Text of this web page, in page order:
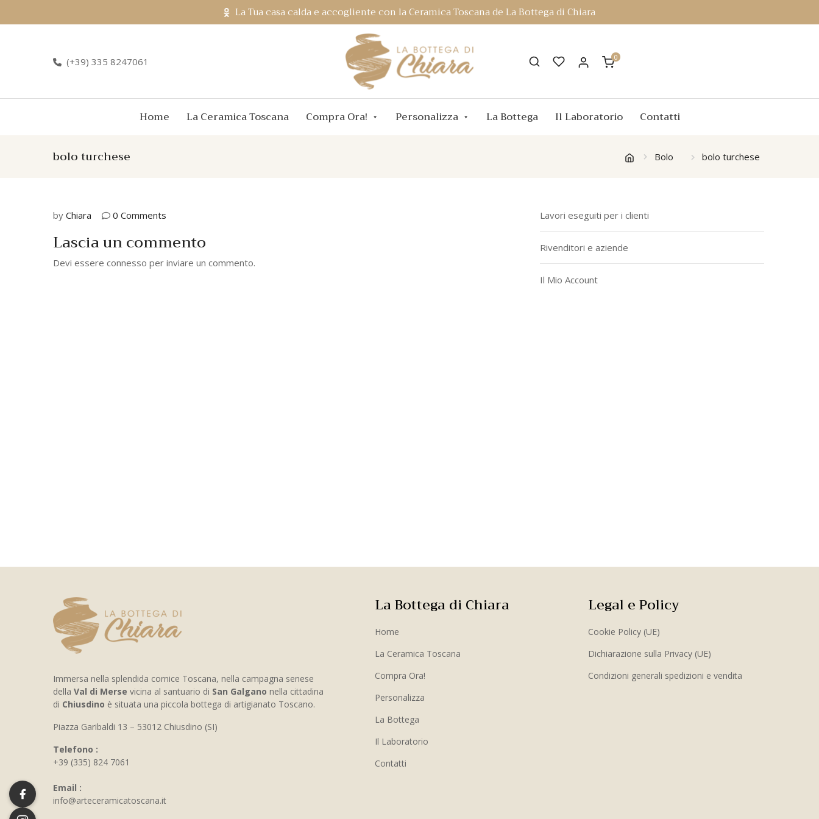
La Tua casa calda e accogliente con la Ceramica Toscana de La Bottega di Chiara
(+39) 335 8247061 0
Home La Ceramica Toscana Compra Ora! Personalizza La Bottega Il Laboratorio Contatti
bolo turchese Bolo bolo turchese
by Chiara 0 Comments
Lascia un commento
Devi essere connesso per inviare un commento.
Lavori eseguiti per i clienti
Rivenditori e aziende
Il Mio Account
Immersa nella splendida cornice Toscana, nella campagna senese
della Val di Merse vicina al santuario di San Galgano nella cittadina
di Chiusdino è situata una piccola bottega di artigianato Toscano.
Piazza Garibaldi 13 – 53012 Chiusdino (SI)
Telefono :
+39 (335) 824 7061
Email :
info@arteceramicatoscana.it
La Bottega di Chiara
Home
La Ceramica Toscana
Compra Ora!
Personalizza
La Bottega
Il Laboratorio
Contatti
Legal e Policy
Cookie Policy (UE)
Dichiarazione sulla Privacy (UE)
Condizioni generali spedizioni e vendita